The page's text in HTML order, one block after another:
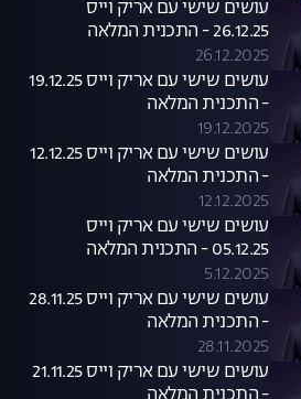
עושים שישי עם אריק וייס
26.12.25 - התכנית המלאה
26.12.2025
עושים שישי עם אריק וייס 19.12.25
- התכנית המלאה
19.12.2025
עושים שישי עם אריק וייס 12.12.25
- התכנית המלאה
12.12.2025
עושים שישי עם אריק וייס
05.12.25 - התכנית המלאה
5.12.2025
עושים שישי עם אריק וייס 28.11.25
- התכנית המלאה
28.11.2025
עושים שישי עם אריק וייס 21.11.25